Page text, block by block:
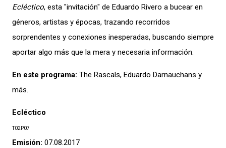
Ecléctico, esta "invitación" de Eduardo Rivero a bucear en
géneros, artistas y épocas, trazando recorridos
sorprendentes y conexiones inesperadas, buscando siempre
aportar algo más que la mera y necesaria información.
En este programa: The Rascals, Eduardo Darnauchans y
más.
Ecléctico
T02P07
Emisión: 07.08.2017